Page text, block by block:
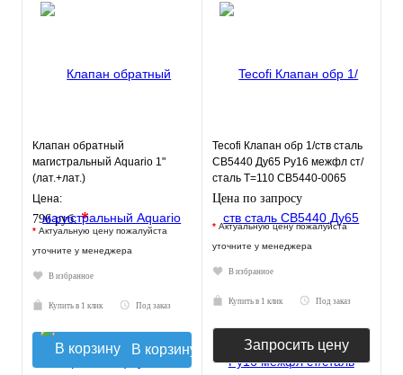
Клапан обратный
магистральный Aquario 1"
(лат.+лат.)
Цена:
796 руб.*
* Актуальную цену пожалуйста
уточните у менеджера
В избранное
Купить в 1 клик Под заказ
В корзину
Tecofi Клапан обр 1/ств сталь
CB5440 Ду65 Ру16 межфл ст/
сталь T=110 CB5440-0065
Tecofi
Цена по запросу
* Актуальную цену пожалуйста
уточните у менеджера
В избранное
Купить в 1 клик Под заказ
Запросить цену